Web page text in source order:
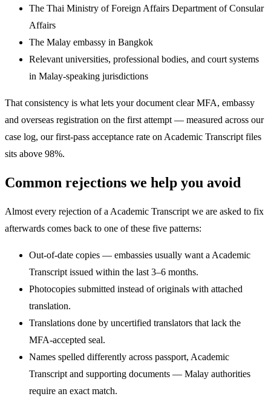
The Thai Ministry of Foreign Affairs Department of Consular
Affairs
The Malay embassy in Bangkok
Relevant universities, professional bodies, and court systems
in Malay-speaking jurisdictions
That consistency is what lets your document clear MFA, embassy
and overseas registration on the first attempt — measured across our
case log, our first-pass acceptance rate on Academic Transcript files
sits above 98%.
Common rejections we help you avoid
Almost every rejection of a Academic Transcript we are asked to fix
afterwards comes back to one of these five patterns:
Out-of-date copies — embassies usually want a Academic
Transcript issued within the last 3–6 months.
Photocopies submitted instead of originals with attached
translation.
Translations done by uncertified translators that lack the
MFA-accepted seal.
Names spelled differently across passport, Academic
Transcript and supporting documents — Malay authorities
require an exact match.